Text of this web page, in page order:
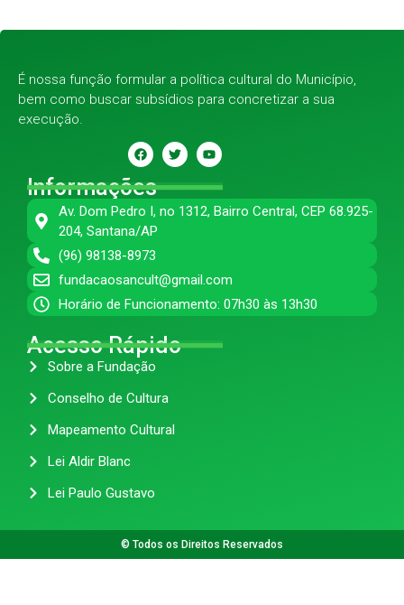
É nossa função formular a política cultural do Município,
bem como buscar subsídios para concretizar a sua
execução.
Informações
Av. Dom Pedro I, no 1312, Bairro Central, CEP 68.925-
204, Santana/AP
(96) 98138-8973
fundacaosancult@gmail.com
Horário de Funcionamento: 07h30 às 13h30
Acesso Rápido
Sobre a Fundação
Conselho de Cultura
Mapeamento Cultural
Lei Aldir Blanc
Lei Paulo Gustavo
© Todos os Direitos Reservados